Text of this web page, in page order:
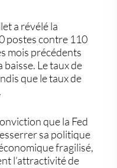
a révélé la
postes contre 110
mois précédents
baisse. Le taux de
que le taux de
que la Fed
sa politique
fragilisé,
l’attractivité de